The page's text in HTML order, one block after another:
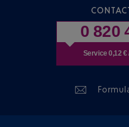
0 820
Service 0,12 €